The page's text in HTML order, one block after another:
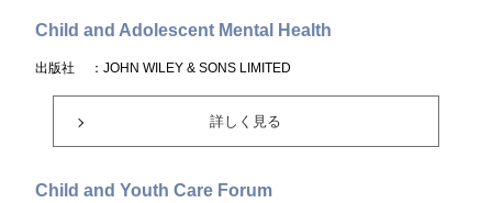
Child and Adolescent Mental Health
出版社 ：JOHN WILEY & SONS LIMITED
詳しく見る
Child and Youth Care Forum